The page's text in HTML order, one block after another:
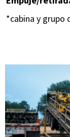
*cabina y grupo